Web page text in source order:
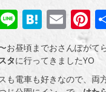
者
Line
お昼頃までおさんぽがて
タに行ってきましたYO
も電車も好きなので、両